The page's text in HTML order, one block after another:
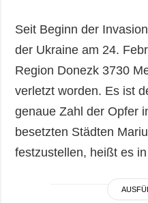
Seit Beginn der
der Ukraine am 24.
Region Donezk 3730
verletzt worden. Es ist
genaue Zahl der Opfer
besetzten Städten
festzustellen, heißt es